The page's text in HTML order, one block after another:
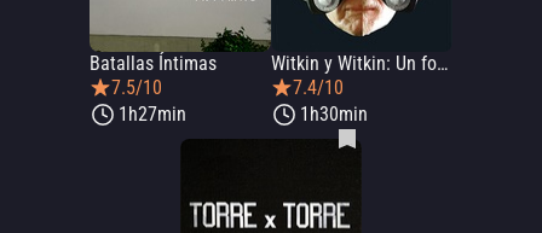
Batallas Íntimas
7.5/10
1h27min
Witkin y Witkin: Un fotógrafo y un pintor
7.4/10
1h30min